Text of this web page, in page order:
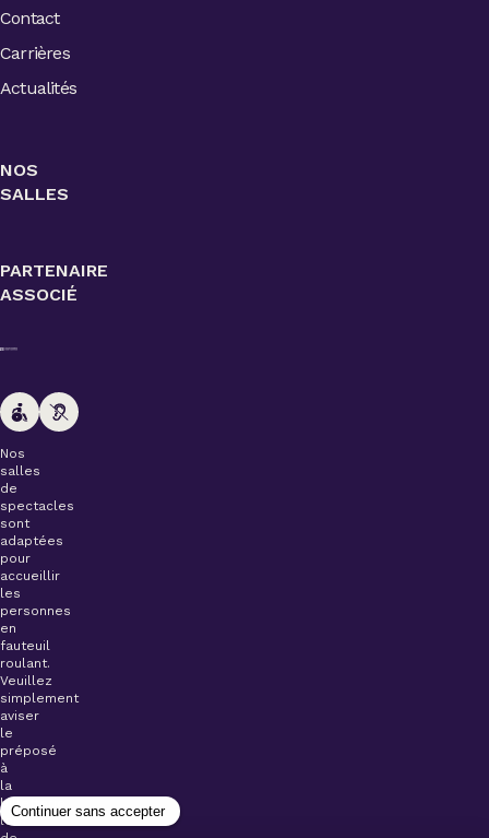
Contact
Carrières
Actualités
NOS
SALLES
PARTENAIRE
ASSOCIÉ
Nos
salles
de
spectacles
sont
adaptées
pour
accueillir
les
personnes
en
fauteuil
roulant.
Veuillez
simplement
aviser
le
préposé
à
la
billetterie
lors